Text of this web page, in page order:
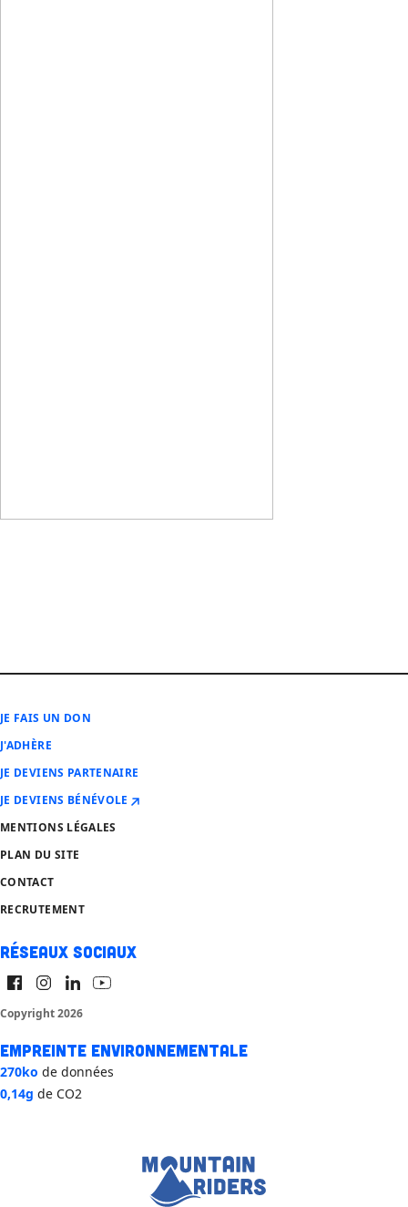
JE FAIS UN DON
J'ADHÈRE
JE DEVIENS PARTENAIRE
JE DEVIENS BÉNÉVOLE
MENTIONS LÉGALES
PLAN DU SITE
CONTACT
RECRUTEMENT
Réseaux sociaux
Copyright 2026
Empreinte environnementale
270ko de données
0,14g de CO2